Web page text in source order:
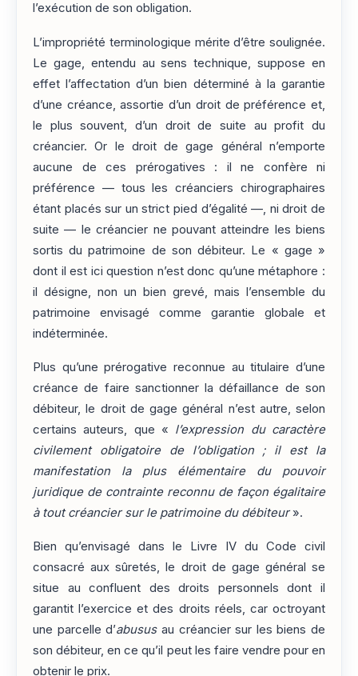
l’exécution de son obligation.
L’impropriété terminologique mérite d’être soulignée.
Le gage, entendu au sens technique, suppose en
effet l’affectation d’un bien déterminé à la garantie
d’une créance, assortie d’un droit de préférence et,
le plus souvent, d’un droit de suite au profit du
créancier. Or le droit de gage général n’emporte
aucune de ces prérogatives : il ne confère ni
préférence — tous les créanciers chirographaires
étant placés sur un strict pied d’égalité —, ni droit de
suite — le créancier ne pouvant atteindre les biens
sortis du patrimoine de son débiteur. Le « gage »
dont il est ici question n’est donc qu’une métaphore :
il désigne, non un bien grevé, mais l’ensemble du
patrimoine envisagé comme garantie globale et
indéterminée.
Plus qu’une prérogative reconnue au titulaire d’une
créance de faire sanctionner la défaillance de son
débiteur, le droit de gage général n’est autre, selon
certains auteurs, que « l’expression du caractère
civilement obligatoire de l’obligation ; il est la
manifestation la plus élémentaire du pouvoir
juridique de contrainte reconnu de façon égalitaire
à tout créancier sur le patrimoine du débiteur».
Bien qu’envisagé dans le Livre IV du Code civil
consacré aux sûretés, le droit de gage général se
situe au confluent des droits personnels dont il
garantit l’exercice et des droits réels, car octroyant
une parcelle d’abususau créancier sur les biens de
son débiteur, en ce qu’il peut les faire vendre pour en
obtenir le prix.